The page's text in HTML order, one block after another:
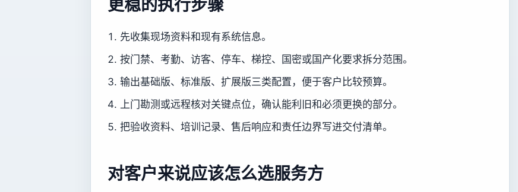
更稳的执行步骤
先收集现场资料和现有系统信息。
按门禁、考勤、访客、停车、梯控、国密或国产化要求拆分范围。
输出基础版、标准版、扩展版三类配置，便于客户比较预算。
上门勘测或远程核对关键点位，确认能利旧和必须更换的部分。
把验收资料、培训记录、售后响应和责任边界写进交付清单。
对客户来说应该怎么选服务方